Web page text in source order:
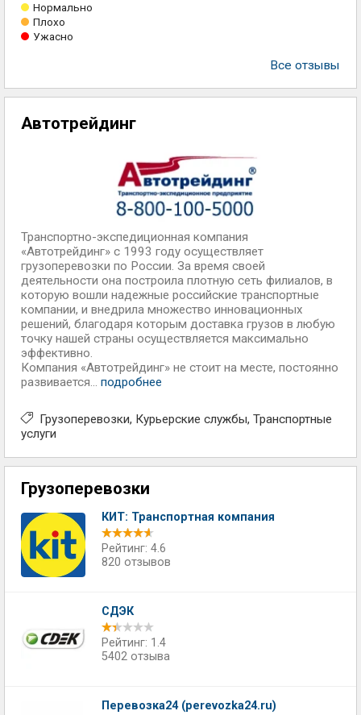
Нормально
Плохо
Ужасно
Все отзывы
Автотрейдинг
Транспортно-экспедиционная компания
«Автотрейдинг» с 1993 году осуществляет
грузоперевозки по России. За время своей
деятельности она построила плотную сеть филиалов, в
которую вошли надежные российские транспортные
компании, и внедрила множество инновационных
решений, благодаря которым доставка грузов в любую
точку нашей страны осуществляется максимально
эффективно.
Компания «Автотрейдинг» не стоит на месте, постоянно
развивается... подробнее
Грузоперевозки Курьерские службы Транспортные
услуги
Грузоперевозки
КИТ: Транспортная компания
Рейтинг: 4.6
820 отзывов
СДЭК
Рейтинг: 1.4
5402 отзыва
Перевозка24 (perevozka24.ru)